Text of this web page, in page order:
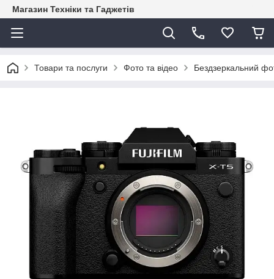
Магазин Техніки та Гаджетів
Товари та послуги Фото та відео Бездзеркальний